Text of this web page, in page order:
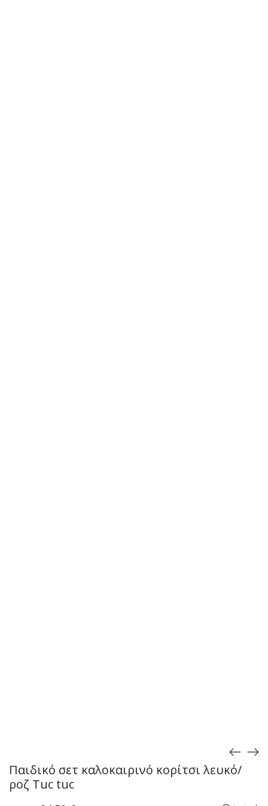
Παιδικό σετ καλοκαιρινό κορίτσι λευκό/
ροζ Tuc tuc